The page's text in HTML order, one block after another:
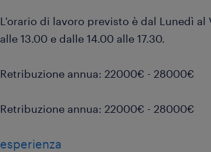
L'orario di lavoro previsto è dal Lunedì al
alle 13.00 e dalle 14.00 alle 17.30.
Retribuzione annua: 22000€ - 28000€
Retribuzione annua: 22000€ - 28000€
esperienza